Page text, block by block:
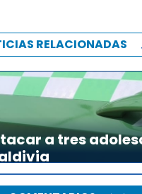
RELACIONADAS
a tres